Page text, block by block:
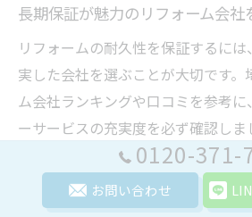
長期保証が魅力のリフォーム会社
リフォームの耐久性を保証するに
実した会社を選ぶことが大切です。
ム会社ランキングや口コミを参考
ーサービスの充実度を必ず確認し
や屋根、水回りなど耐久性が求めら
の保証を設けている会社が安心です
0120-371-
お問い合わせ